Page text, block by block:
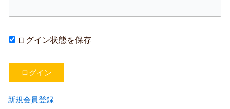
ログイン状態を保存
新規会員登録